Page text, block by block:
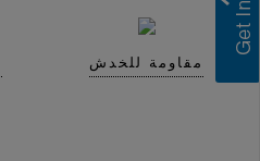
مقاومة للخدش
Greenlam Compact Laminates
I consent to have this website store
my submitted information so they can
respond to my inquiry.